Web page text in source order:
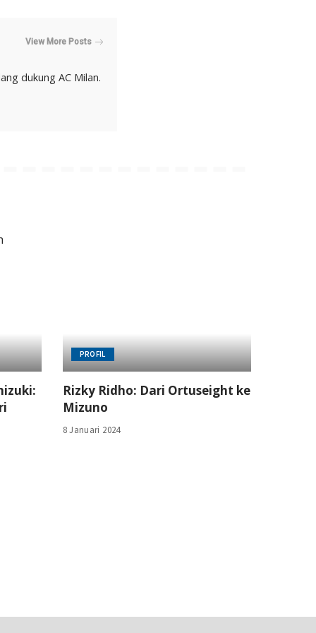
View More Posts
dukung AC Milan.
PROFIL
Rizky Ridho: Dari Ortuseight ke
Mizuno
8 Januari 2024